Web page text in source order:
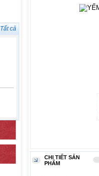
Tất cả
CHI TIẾT SẢN
PHẨM